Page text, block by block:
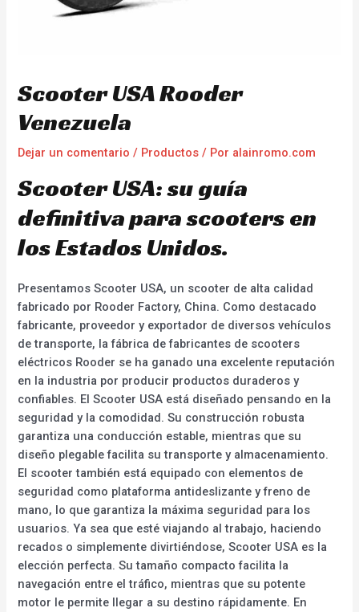
Scooter USA Rooder
Venezuela
Dejar un comentario / Productos / Por alainromo.com
Scooter USA: su guía
definitiva para scooters en
los Estados Unidos.
Presentamos Scooter USA, un scooter de alta calidad
fabricado por Rooder Factory, China. Como destacado
fabricante, proveedor y exportador de diversos vehículos
de transporte, la fábrica de fabricantes de scooters
eléctricos Rooder se ha ganado una excelente reputación
en la industria por producir productos duraderos y
confiables. El Scooter USA está diseñado pensando en la
seguridad y la comodidad. Su construcción robusta
garantiza una conducción estable, mientras que su
diseño plegable facilita su transporte y almacenamiento.
El scooter también está equipado con elementos de
seguridad como plataforma antideslizante y freno de
mano, lo que garantiza la máxima seguridad para los
usuarios. Ya sea que esté viajando al trabajo, haciendo
recados o simplemente divirtiéndose, Scooter USA es la
elección perfecta. Su tamaño compacto facilita la
navegación entre el tráfico, mientras que su potente
motor le permite llegar a su destino rápidamente. En